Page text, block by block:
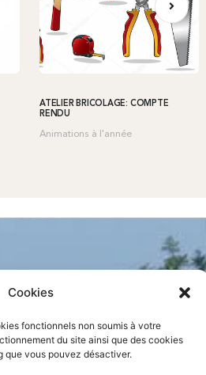
Cookies
fonctionnels non soumis à votre
du site ainsi que des cookies
que vous pouvez désactiver.
ATELIER BRICOLAGE: COMPTE
RENDU
Animations à l'année